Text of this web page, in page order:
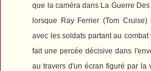
que la caméra dans La Guerre
lorsque Ray Ferrier (Tom
avec les soldats partant au
fait une percée décisive dans
au travers d'un écran figuré par la